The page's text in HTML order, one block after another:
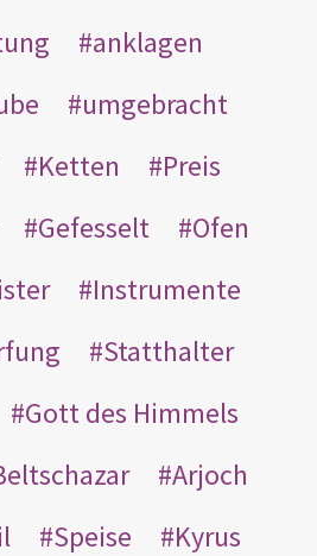
anklagen
umgebracht
Ketten
Preis
Gefesselt
Ofen
Instrumente
Statthalter
Gott des Himmels
Arjoch
Speise
Kyrus